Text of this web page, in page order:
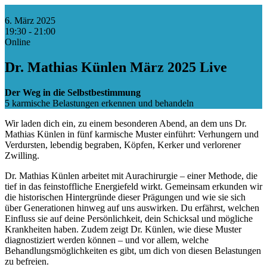
6. März 2025
19:30 - 21:00
Online
Dr. Mathias Künlen März 2025 Live
Der Weg in die Selbstbestimmung
5 karmische Belastungen erkennen und behandeln
Wir laden dich ein, zu einem besonderen Abend, an dem uns Dr.
Mathias Künlen in fünf karmische Muster einführt: Verhungern und
Verdursten, lebendig begraben, Köpfen, Kerker und verlorener
Zwilling.
Dr. Mathias Künlen arbeitet mit Aurachirurgie – einer Methode, die
tief in das feinstoffliche Energiefeld wirkt. Gemeinsam erkunden wir
die historischen Hintergründe dieser Prägungen und wie sie sich
über Generationen hinweg auf uns auswirken. Du erfährst, welchen
Einfluss sie auf deine Persönlichkeit, dein Schicksal und mögliche
Krankheiten haben. Zudem zeigt Dr. Künlen, wie diese Muster
diagnostiziert werden können – und vor allem, welche
Behandlungsmöglichkeiten es gibt, um dich von diesen Belastungen
zu befreien.